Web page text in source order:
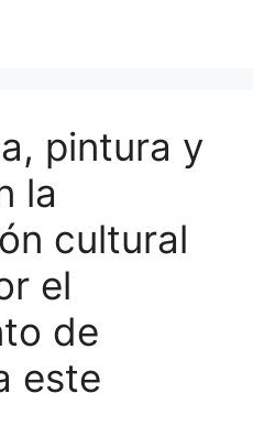
pintura y
la
cultural
el
de
este